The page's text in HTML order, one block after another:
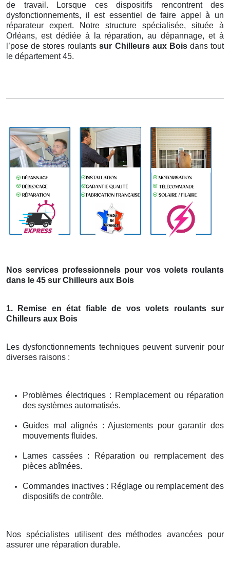
de travail. Lorsque ces dispositifs rencontrent des
dysfonctionnements, il est essentiel de faire appel à un
réparateur expert. Notre structure spécialisée, située à
Orléans, est dédiée à la réparation, au dépannage, et à
l’pose de stores roulantssur Chilleurs aux Bois dans tout
le département 45.
Nos services professionnels pour vos volets roulants
dans le 45 sur Chilleurs aux Bois
1. Remise en état fiable de vos volets roulants sur
Chilleurs aux Bois
Les dysfonctionnements techniques peuvent survenir pour
diverses raisons :
Problèmes électriques : Remplacement ou réparation
des systèmes automatisés.
Guides mal alignés : Ajustements pour garantir des
mouvements fluides.
Lames cassées : Réparation ou remplacement des
pièces abîmées.
Commandes inactives : Réglage ou remplacement des
dispositifs de contrôle.
Nos spécialistes utilisent des méthodes avancées pour
assurer une réparation durable.